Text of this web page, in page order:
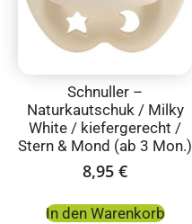
Schnuller –
Naturkautschuk / Milky
White / kiefergerecht /
Stern & Mond (ab 3 Mon.)
8,95 €
In den Warenkorb